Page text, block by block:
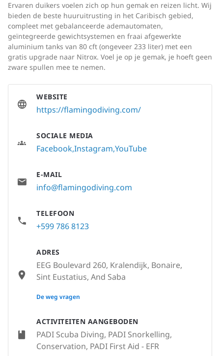
Ervaren duikers voelen zich op hun gemak en reizen licht. Wij
bieden de beste huuruitrusting in het Caribisch gebied,
compleet met gebalanceerde ademautomaten,
geïntegreerde gewichtsystemen en fraai afgewerkte
aluminium tanks van 80 cft (ongeveer 233 liter) met een
gratis upgrade naar Nitrox. Voel je op je gemak, je hoeft geen
zware spullen mee te nemen.
ACTIVITEITEN AANGEBODEN
PADI Scuba Diving, PADI Snorkelling,
Conservation, PADI First Aid - EFR
WEBSITE
https://flamingodiving.com/
SOCIALE MEDIA
FacebookInstagram YouTube
E-MAIL
info@flamingodiving.com
TELEFOON
+599 786 8123
ADRES
EEG Boulevard 260, Kralendijk, Bonaire,
Sint Eustatius, And Saba
None
De weg vragen